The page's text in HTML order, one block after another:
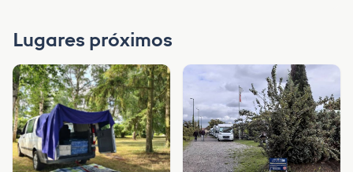
Lugares próximos